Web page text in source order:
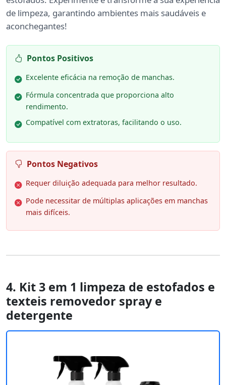
de limpeza, garantindo ambientes mais saudáveis e
aconchegantes!
Pontos Positivos
Excelente eficácia na remoção de manchas.
Fórmula concentrada que proporciona alto
rendimento.
Compatível com extratoras, facilitando o uso.
Pontos Negativos
Requer diluição adequada para melhor resultado.
Pode necessitar de múltiplas aplicações em manchas
mais difíceis.
4. Kit 3 em 1 limpeza de estofados e
texteis removedor spray e
detergente